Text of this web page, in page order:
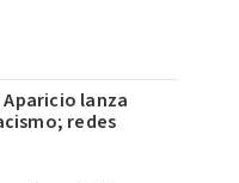
lanza
redes